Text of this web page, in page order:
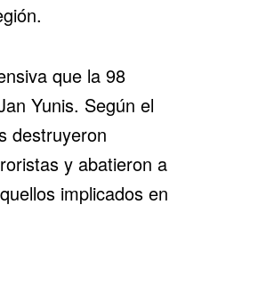
que la 98
Yunis. Según el
destruyeron
y abatieron a
implicados en